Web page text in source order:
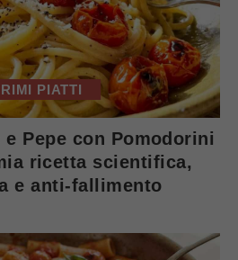
PIATTI
Pepe con Pomodorini
ricetta scientifica,
e anti-fallimento